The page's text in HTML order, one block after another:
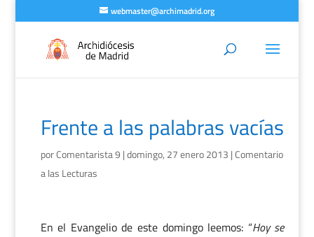
webmaster@archimadrid.org
Frente a las palabras vacías
porComentarista 9 |domingo, 27 enero 2013 |Comentario
a las Lecturas
En el Evangelio de este domingo leemos: “Hoy se